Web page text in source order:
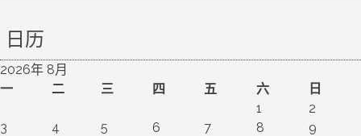
日历
2026年 8月
一
二 三 四 五 六
日
1
2
3
4 5 6 7 8
9